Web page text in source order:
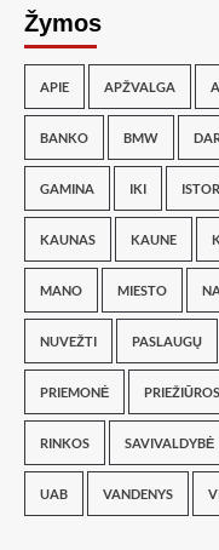
Žymos
APIE APŽVALGA
BANKO BMW
GAMINA IKI
KAUNAS KAUNE
MANO MIESTO
NUVEŽTI PASLAUGŲ
PRIEMONĖ PRIEŽIŪROS
RINKOS SAVIVALDYBĖ
UAB VANDENYS